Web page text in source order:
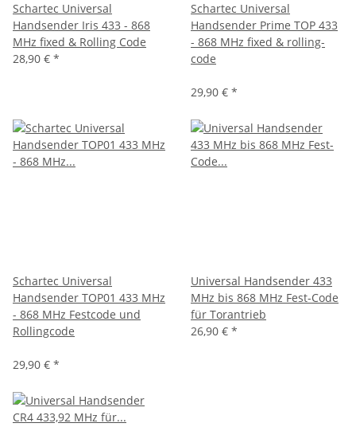
Schartec Universal
Handsender Iris 433 - 868
MHz fixed & Rolling Code
28,90 € *
Schartec Universal
Handsender Prime TOP 433
- 868 MHz fixed & rolling-
code
29,90 € *
Schartec Universal
Handsender TOP01 433 MHz
- 868 MHz Festcode und
Rollingcode
29,90 € *
Universal Handsender 433
MHz bis 868 MHz Fest-Code
für Torantrieb
26,90 € *